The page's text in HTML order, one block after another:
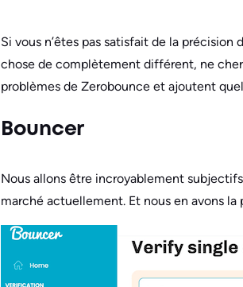
Si vous n’êtes pas satisfait de la
chose de complètement différent, ne
problèmes de Zerobounce et ajoutent
Bouncer
Nous allons être incroyablement
marché actuellement. Et nous en avons la